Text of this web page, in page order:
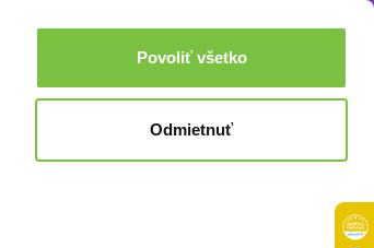
Povoliť všetko
Odmietnuť
Prihlásenie 0,00€
Akcie a zľavy